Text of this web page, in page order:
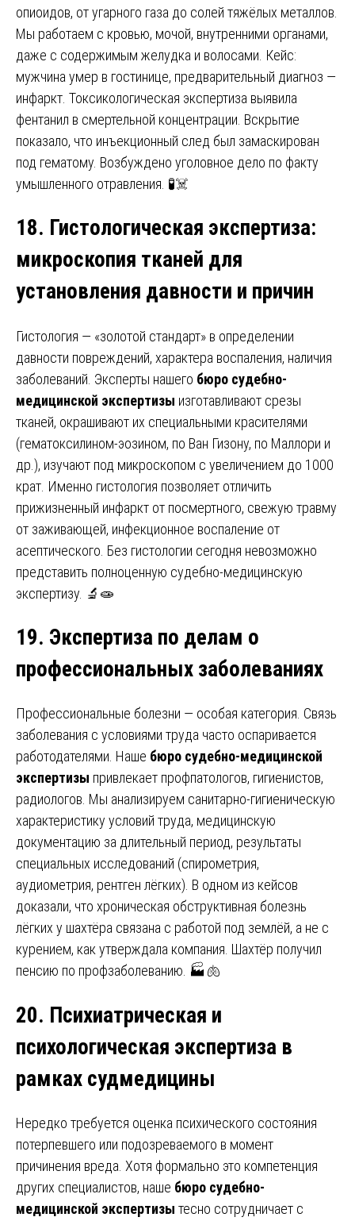
опиоидов, от угарного газа до солей тяжёлых металлов.
Мы работаем с кровью, мочой, внутренними органами,
даже с содержимым желудка и волосами. Кейс:
мужчина умер в гостинице, предварительный диагноз —
инфаркт. Токсикологическая экспертиза выявила
фентанил в смертельной концентрации. Вскрытие
показало, что инъекционный след был замаскирован
под гематому. Возбуждено уголовное дело по факту
умышленного отравления. 🧪☠️
18. Гистологическая экспертиза:
микроскопия тканей для
установления давности и причин
Гистология — «золотой стандарт» в определении
давности повреждений, характера воспаления, наличия
заболеваний. Эксперты нашего бюро судебно-
медицинской экспертизы изготавливают срезы
тканей, окрашивают их специальными красителями
(гематоксилином-эозином, по Ван Гизону, по Маллори и
др.), изучают под микроскопом с увеличением до 1000
крат. Именно гистология позволяет отличить
прижизненный инфаркт от посмертного, свежую травму
от заживающей, инфекционное воспаление от
асептического. Без гистологии сегодня невозможно
представить полноценную судебно-медицинскую
экспертизу. 🔬🧫
19. Экспертиза по делам о
профессиональных заболеваниях
Профессиональные болезни — особая категория. Связь
заболевания с условиями труда часто оспаривается
работодателями. Наше бюро судебно-медицинской
экспертизы привлекает профпатологов, гигиенистов,
радиологов. Мы анализируем санитарно-гигиеническую
характеристику условий труда, медицинскую
документацию за длительный период, результаты
специальных исследований (спирометрия,
аудиометрия, рентген лёгких). В одном из кейсов
доказали, что хроническая обструктивная болезнь
лёгких у шахтёра связана с работой под землёй, а не с
курением, как утверждала компания. Шахтёр получил
пенсию по профзаболеванию. 🏭🫁
20. Психиатрическая и
психологическая экспертиза в
рамках судмедицины
Нередко требуется оценка психического состояния
потерпевшего или подозреваемого в момент
причинения вреда. Хотя формально это компетенция
других специалистов, наше бюро судебно-
медицинской экспертизы тесно сотрудничает с